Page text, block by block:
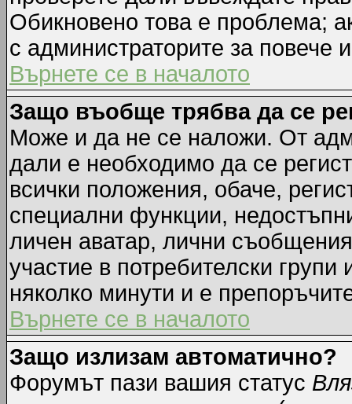
Обикновено това е проблема;
с администраторите за повече
Върнете се в началото
Защо въобще трябва да се
Може и да не се наложи. От
дали е необходимо да се
всички положения, обаче,
специални функции,
личен аватар, лични
участие в потребителски
няколко минути и е
Върнете се в началото
Защо излизам автоматично?
Форумът пази вашия статус